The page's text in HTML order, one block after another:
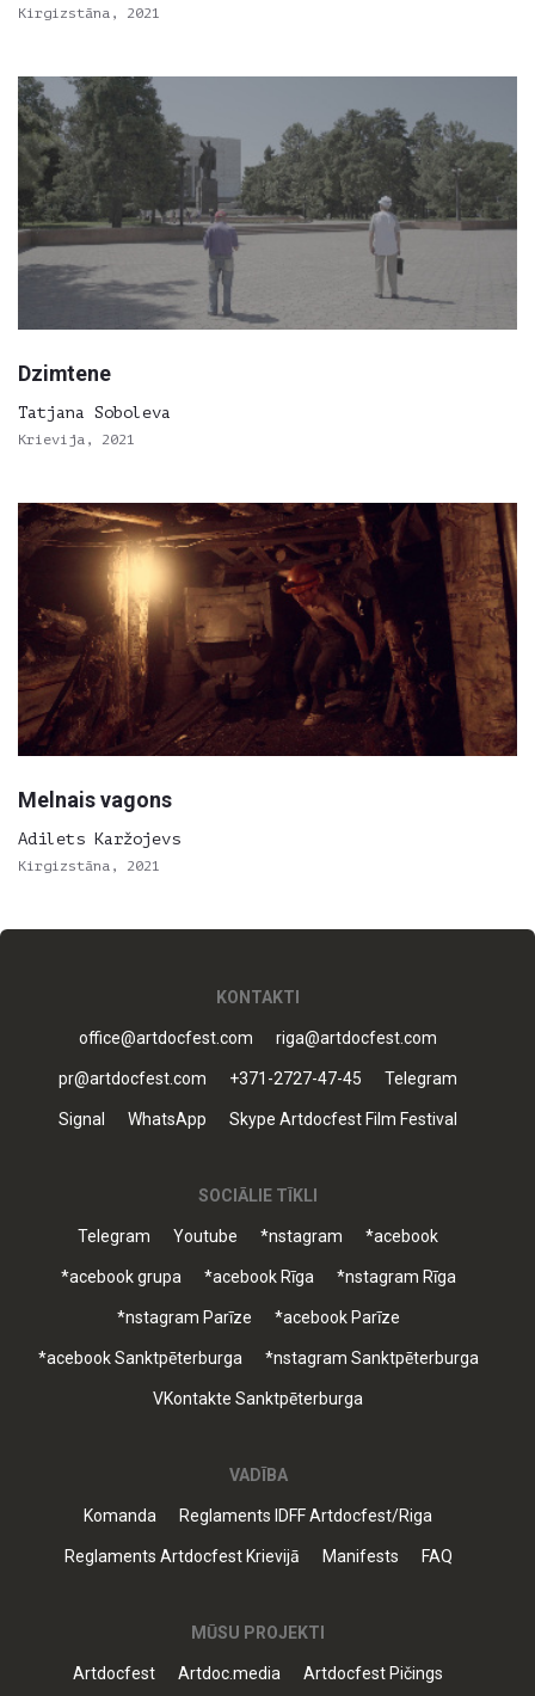
Kirgizstāna, 2021
Dzimtene
Tatjana Soboleva
Krievija, 2021
Melnais vagons
Adilets Karžojevs
Kirgizstāna, 2021
KONTAKTI
office@artdocfest.com riga@artdocfest.com
pr@artdocfest.com +371-2727-47-45 Telegram
Signal WhatsApp Skype Artdocfest Film Festival
SOCIĀLIE TĪKLI
Telegram Youtube *nstagram *acebook
*acebook grupa *acebook Rīga *nstagram Rīga
*nstagram Parīze *acebook Parīze
*acebook Sanktpēterburga *nstagram Sanktpēterburga
VKontakte Sanktpēterburga
VADĪBA
Komanda Reglaments IDFF Artdocfest/Riga
Reglaments Artdocfest Krievijā Manifests FAQ
MŪSU PROJEKTI
Artdocfest Artdoc.media Artdocfest Pičings